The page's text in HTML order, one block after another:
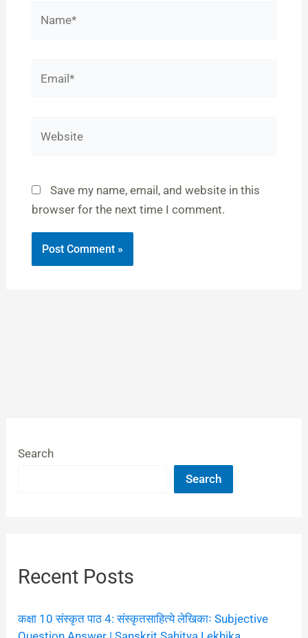
Save my name, email, and website in this
browser for the next time I comment.
Search
Search
Recent Posts
कक्षा 10 संस्कृत पाठ 4: संस्कृतसाहित्ये लेखिकाः Subjective